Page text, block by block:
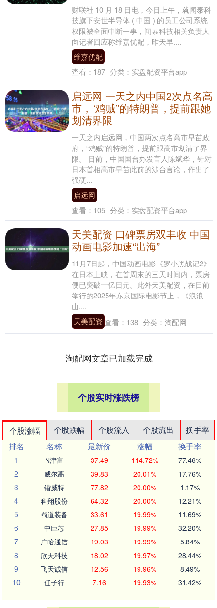
财联社 10 月 18 日电，今日上午，就闻泰科
技旗下安世半导体 ( 中国 ) 的员工公司系统
权限被全面中断一事，闻泰科技相关负责人
向记者回应称维嘉优配，昨天早....
维嘉优配
查看： 187 分类： 实盘配资平台app
启远网 一天之内中国2次点名高
市，“鸡贼”的特朗普，提前跟她
划清界限
一天之内启远网，中国两次点名高市早苗政
府，“鸡贼”的特朗普，提前跟高市划清了界
限。 日前，中国国台办发言人陈斌华，针对
日本首相高市早苗此前的涉台言论，作出了
强硬....
启远网
查看： 105 分类： 实盘配资平台app
天美配资 口碑票房双丰收 中国
动画电影加速“出海”
11月7日起，中国动画电影《罗小黑战记2》
在日本上映，在首周末的三天时间内，票房
便已突破一亿日元。此外天美配资，在日前
举行的2025年东京国际电影节上，《浪浪
山....
天美配资 查看： 138 分类： 淘配网
淘配网文章已加载完成
个股实时涨跌榜
个股涨幅 个股跌幅 个股流入 个股流出
换手率
排名
名称 最新价 涨幅
换手率
1
N津富 37.49 114.72% 77.46%
2 威尔高 39.83 20.01% 17.76%
3 锴威特 77.82 20.00% 1.17%
4 科翔股份 64.32 20.00% 12.21%
5 蜀道装备 33.61 19.99% 11.69%
6 中巨芯 27.85 19.99% 32.20%
7 广哈通信 19.03 19.99% 5.84%
8 欣天科技 18.02 19.97% 28.44%
9 飞天诚信 12.56 19.96% 8.49%
10 任子行 7.16 19.93% 31.42%